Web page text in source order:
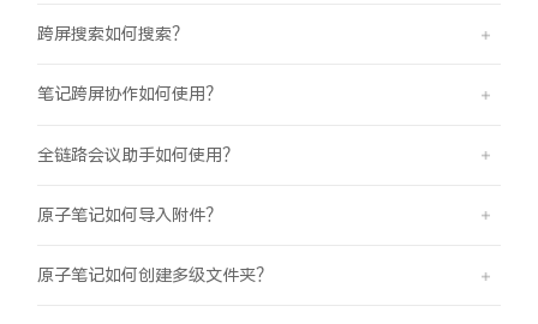
跨屏搜索如何搜索？
笔记跨屏协作如何使用？
全链路会议助手如何使用？
原子笔记如何导入附件？
原子笔记如何创建多级文件夹？